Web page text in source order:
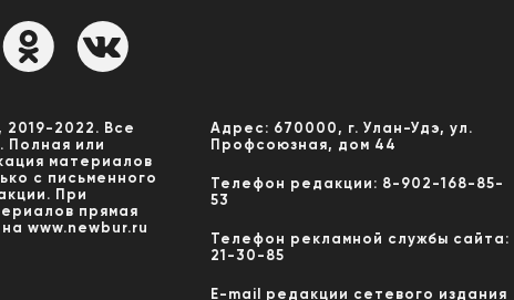
2022. Все
Полная или
материалов
с письменного
При
прямая
www.newbur.ru
Адрес: 670000, г. Улан-Удэ, ул.
Профсоюзная, дом 44
Телефон редакции: 8-902-168-85-
53
Телефон рекламной службы сайта:
21-30-85
E-mail редакции сетевого издания